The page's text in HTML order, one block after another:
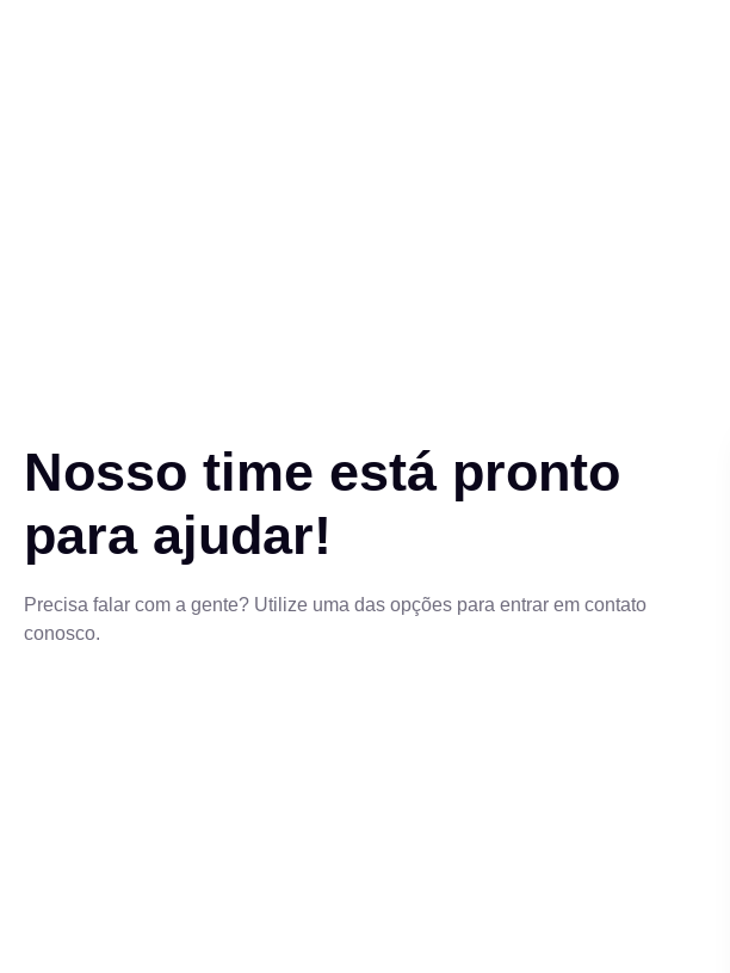
Nosso time está pronto
para ajudar!
Precisa falar com a gente? Utilize uma das opções para entrar em contato
conosco.